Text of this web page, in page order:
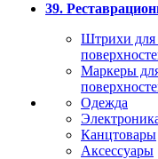
39.
Штрихи для
Маркеры
Одежда
Канцтовары
Аксессуары